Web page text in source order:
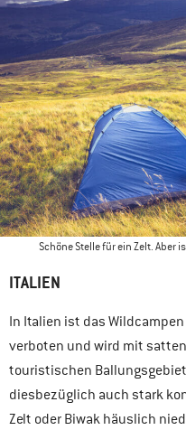
Schöne Stelle für ein Zelt. Aber
ITALIEN
In Italien ist das
verboten und wird mit
touristischen
diesbezüglich auch stark
Zelt oder Biwak häuslich